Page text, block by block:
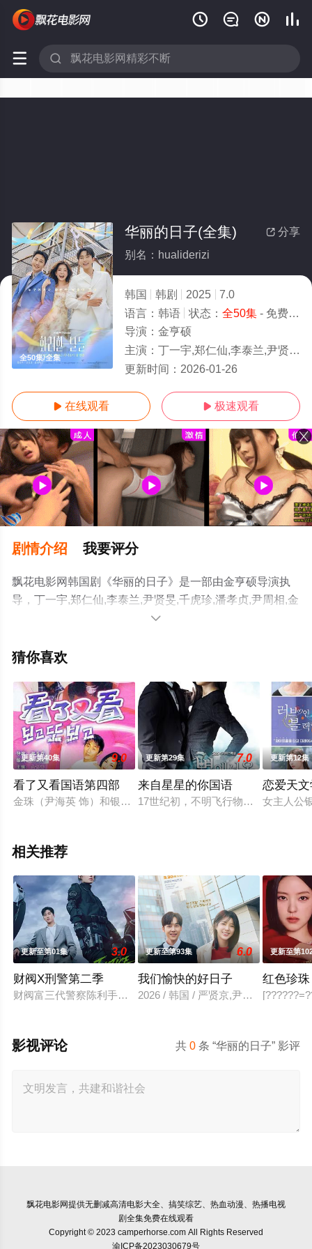
   
 
全50集/全集
 分享
华丽的日子(全集)
别名：hualiderizi
韩国 韩剧 2025
7.0
语言： 韩语 状态： 全50集- 免费在线观看
导演： 金亨硕
主演： 丁一宇,郑仁仙,李泰兰,尹贤旻,千虎珍,潘孝贞,尹周相,金姬贞,朴成根,金正英
更新时间： 2026-01-26
 在线观看  极速观看
剧情介绍 我要评分
飘花电影网韩国剧《华丽的日子》是一部由金亨硕导演执
导，丁一宇,郑仁仙,李泰兰,尹贤旻,千虎珍,潘孝贞,尹周相,金
姬贞,朴成根,金正英等演员精彩演绎的韩国电视剧，大结局
电视剧全集就上飘花影院，热播电视剧提前免费观看，更
了解。

猜你喜欢
更新第40集 9.0
看了又看国语第四部
金珠（尹海英 饰）和银珠（金智秀 饰）是一对姐妹，金珠跟着
更新第29集 7.0
来自星星的你国语
17世纪初，不明飞行物出现在朝鲜
更新第12集
恋爱天
女主人公
相关推荐
更新至第01集 3.0
财阀X刑警第二季
财阀富三代警察陈利手（安普贤 饰）华丽回归，完美蜕变为成
更新至第93集 6.0
我们愉快的好日子
2026 / 韩国 / 严贤京,尹仲勋,申正允,
更新至第
红色珍珠
共0 条 “华丽的日子” 影评
影视评论
飘花电影网提供无删减高清电影大全、搞笑综艺、热血动漫、热播电视
剧全集免费在线观看
Copyright © 2023 camperhorse.com All Rights Reserved
渝ICP备2023030679号